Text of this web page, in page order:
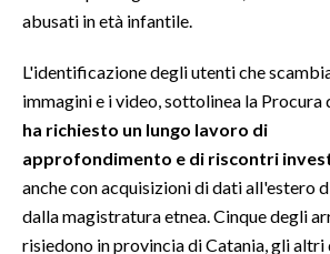
ANNUNCI
PUBBLICITÀ
SPIAGGE
abusati in età infantile.
L'identificazione degli utenti che
immagini e i video, sottolinea la Procura
ha richiesto un lungo lavoro di
approfondimento e di riscontri
anche con acquisizioni di dati all'estero
dalla magistratura etnea. Cinque degli
risiedono in provincia di Catania, gli altri